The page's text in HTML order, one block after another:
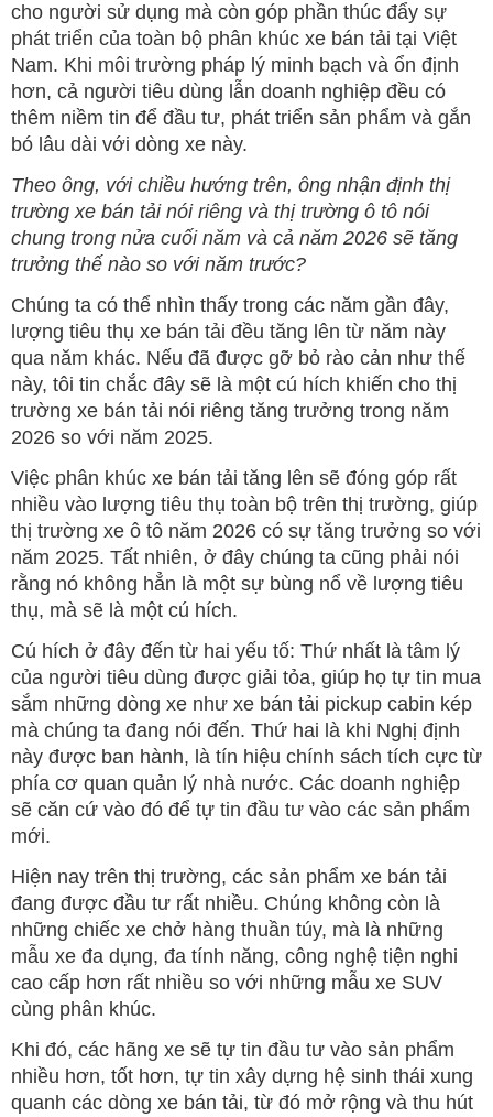
cho người sử dụng mà còn góp phần thúc đẩy sự
phát triển của toàn bộ phân khúc xe bán tải tại Việt
Nam. Khi môi trường pháp lý minh bạch và ổn định
hơn, cả người tiêu dùng lẫn doanh nghiệp đều có
thêm niềm tin để đầu tư, phát triển sản phẩm và gắn
bó lâu dài với dòng xe này.
Theo ông, với chiều hướng trên, ông nhận định thị
trường xe bán tải nói riêng và thị trường ô tô nói
chung trong nửa cuối năm và cả năm 2026 sẽ tăng
trưởng thế nào so với năm trước?
Chúng ta có thể nhìn thấy trong các năm gần đây,
lượng tiêu thụ xe bán tải đều tăng lên từ năm này
qua năm khác. Nếu đã được gỡ bỏ rào cản như thế
này, tôi tin chắc đây sẽ là một cú hích khiến cho thị
trường xe bán tải nói riêng tăng trưởng trong năm
2026 so với năm 2025.
Việc phân khúc xe bán tải tăng lên sẽ đóng góp rất
nhiều vào lượng tiêu thụ toàn bộ trên thị trường, giúp
thị trường xe ô tô năm 2026 có sự tăng trưởng so với
năm 2025. Tất nhiên, ở đây chúng ta cũng phải nói
rằng nó không hẳn là một sự bùng nổ về lượng tiêu
thụ, mà sẽ là một cú hích.
Cú hích ở đây đến từ hai yếu tố: Thứ nhất là tâm lý
của người tiêu dùng được giải tỏa, giúp họ tự tin mua
sắm những dòng xe như xe bán tải pickup cabin kép
mà chúng ta đang nói đến. Thứ hai là khi Nghị định
này được ban hành, là tín hiệu chính sách tích cực từ
phía cơ quan quản lý nhà nước. Các doanh nghiệp
sẽ căn cứ vào đó để tự tin đầu tư vào các sản phẩm
mới.
Hiện nay trên thị trường, các sản phẩm xe bán tải
đang được đầu tư rất nhiều. Chúng không còn là
những chiếc xe chở hàng thuần túy, mà là những
mẫu xe đa dụng, đa tính năng, công nghệ tiện nghi
cao cấp hơn rất nhiều so với những mẫu xe SUV
cùng phân khúc.
Khi đó, các hãng xe sẽ tự tin đầu tư vào sản phẩm
nhiều hơn, tốt hơn, tự tin xây dựng hệ sinh thái xung
quanh các dòng xe bán tải, từ đó mở rộng và thu hút